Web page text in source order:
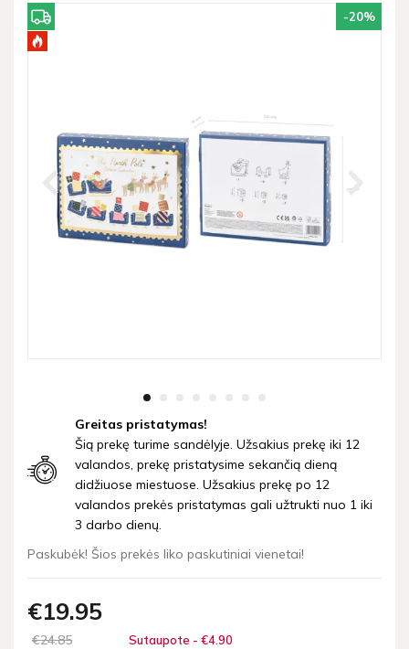
-20%
Greitas pristatymas!
Šią prekę turime sandėlyje. Užsakius prekę iki 12
valandos, prekę pristatysime sekančią dieną
didžiuose miestuose. Užsakius prekę po 12
valandos prekės pristatymas gali užtrukti nuo 1 iki
3 darbo dienų.
Paskubėk! Šios prekės liko paskutiniai vienetai!
€19 95
€2485 Sutaupote - €490